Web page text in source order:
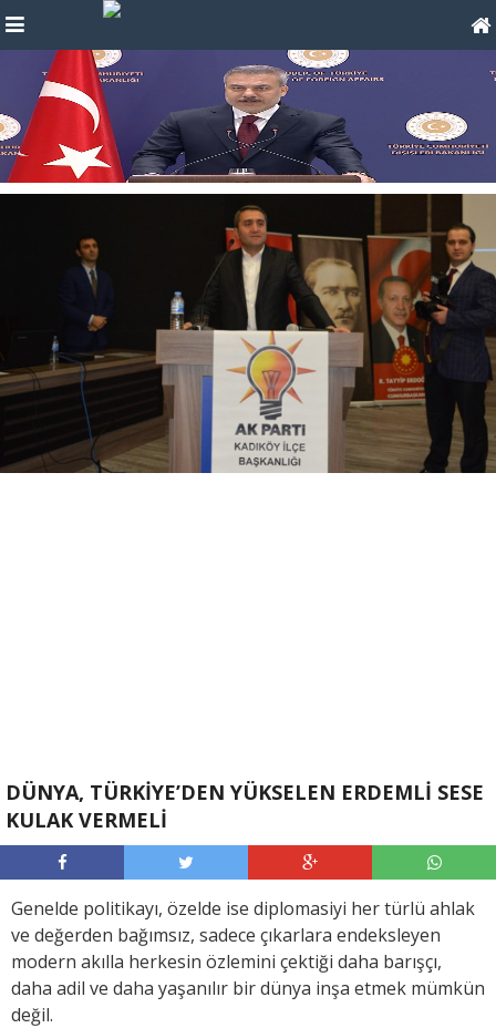
DÜNYA, TÜRKİYE’DEN YÜKSELEN ERDEMLİ SESE
KULAK VERMELİ
Genelde politikayı, özelde ise diplomasiyi her türlü ahlak
ve değerden bağımsız, sadece çıkarlara endeksleyen
modern akılla herkesin özlemini çektiği daha barışçı,
daha adil ve daha yaşanılır bir dünya inşa etmek mümkün
değil.